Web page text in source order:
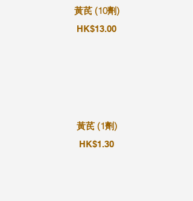
黃芪 (10劑)
HK$13.00
黃芪 (1劑)
HK$1.30